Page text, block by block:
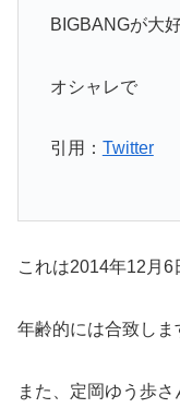
BIGBANGが大
オシャレで
引用： Twitter
これは2014年12月6
年齢的には合致しま
また、定岡ゆう歩